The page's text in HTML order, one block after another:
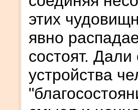
этих
явно
состоят.
устройства